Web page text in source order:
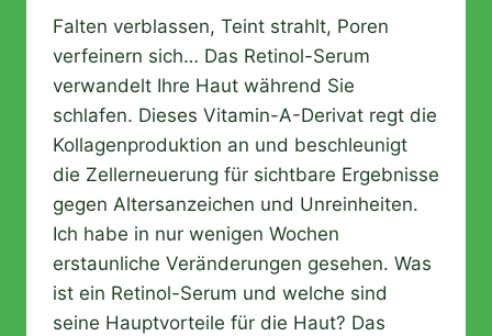
Falten verblassen, Teint strahlt, Poren
verfeinern sich… Das Retinol-Serum
verwandelt Ihre Haut während Sie
schlafen. Dieses Vitamin-A-Derivat regt die
Kollagenproduktion an und beschleunigt
die Zellerneuerung für sichtbare Ergebnisse
gegen Altersanzeichen und Unreinheiten.
Ich habe in nur wenigen Wochen
erstaunliche Veränderungen gesehen. Was
ist ein Retinol-Serum und welche sind
seine Hauptvorteile für die Haut? Das